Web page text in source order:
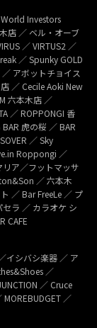
Investors
店 ／ ベル・オーブ
／ VIRTUS2 ／
／ Spunky GOLD
アボットチョイス
／ Cecile Aoki New
六本木店 ／
／ ROPPONGI 香
BAR 虎の桜 ／ BAR
／ Sky
Roppongi ／
リア／フットマッサ
／ 六本木
／ Bar FreeLe ／ プ
セラ ／ カラオケ シ
CAFE
イシバシ楽器 ／ ア
／
／ Cruce
MOREBUDGET ／